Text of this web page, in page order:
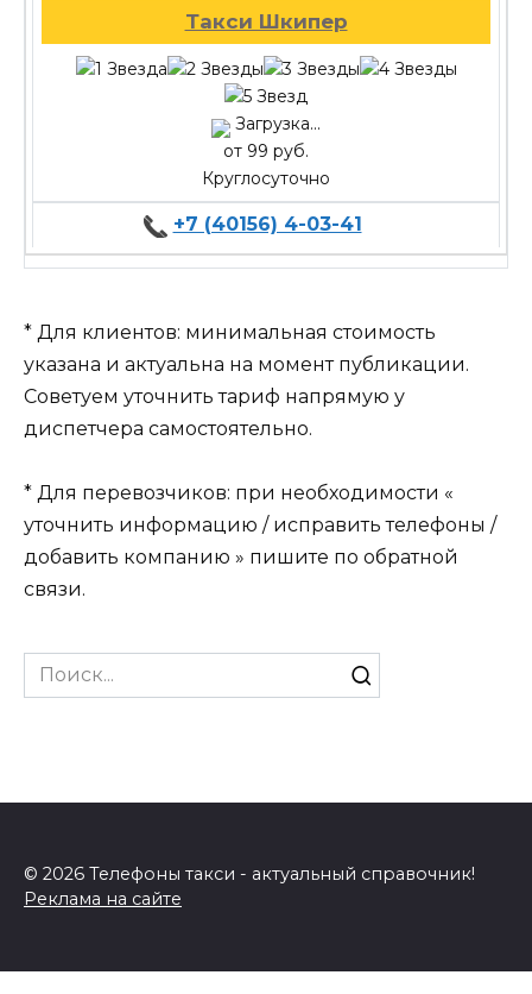
Такси Шкипер
Загрузка...
от 99 руб.
Круглосуточно
+7 (40156) 4-03-41
* Для клиентов: минимальная стоимость
указана и актуальна на момент публикации.
Советуем уточнить тариф напрямую у
диспетчера самостоятельно.
* Для перевозчиков: при необходимости «
уточнить информацию / исправить телефоны /
добавить компанию » пишите по обратной
связи.
Search
for:
© 2026 Телефоны такси - актуальный справочник!
Реклама на сайте